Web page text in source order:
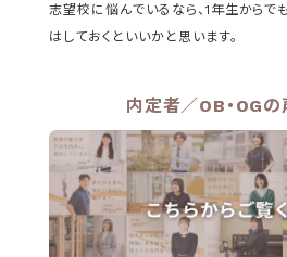
志望校に悩んでいるなら、1年生から
はしておくといいかと思います。
内定者／OB・OG